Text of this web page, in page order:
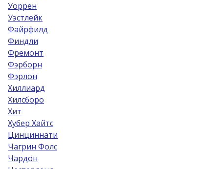
Уоррен
Уэстлейк
Файрфилд
Финдли
Фремонт
Фэрборн
Фэрлон
Хиллиард
Хилсборо
Хит
Хубер Хайтс
Цинциннати
Чагрин Фолс
Чардон